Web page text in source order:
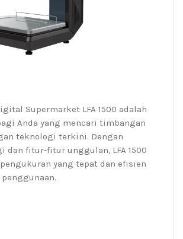
Supermarket LFA 1500 adalah
Anda yang mencari timbangan
teknologi terkini. Dengan
dan fitur-fitur unggulan, LFA 1500
yang tepat dan efisien